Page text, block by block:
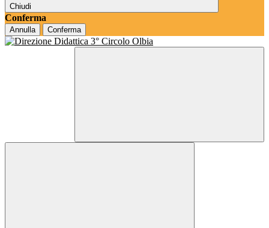
Chiudi
Conferma
Annulla Conferma